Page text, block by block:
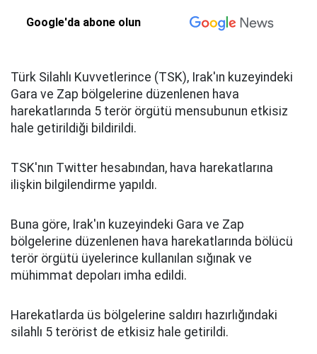
Google'da abone olun
Türk Silahlı Kuvvetlerince (TSK), Irak'ın kuzeyindeki
Gara ve Zap bölgelerine düzenlenen hava
harekatlarında 5 terör örgütü mensubunun etkisiz
hale getirildiği bildirildi.
TSK'nın Twitter hesabından, hava harekatlarına
ilişkin bilgilendirme yapıldı.
Buna göre, Irak'ın kuzeyindeki Gara ve Zap
bölgelerine düzenlenen hava harekatlarında bölücü
terör örgütü üyelerince kullanılan sığınak ve
mühimmat depoları imha edildi.
Harekatlarda üs bölgelerine saldırı hazırlığındaki
silahlı 5 terörist de etkisiz hale getirildi.